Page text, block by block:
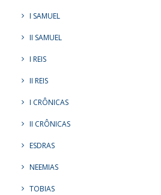
I SAMUEL
II SAMUEL
I REIS
II REIS
I CRÔNICAS
II CRÔNICAS
ESDRAS
NEEMIAS
TOBIAS